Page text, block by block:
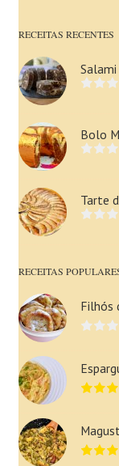
RECEITAS RECENTES
Bolo
Tarte
RECEITAS
Filhós